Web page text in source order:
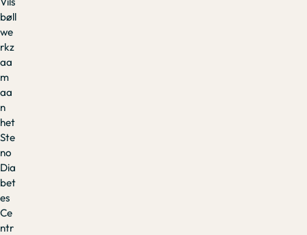
bøll
we
rkz
aa
m
aa
n
het
Ste
no
Dia
bet
es
Ce
ntr